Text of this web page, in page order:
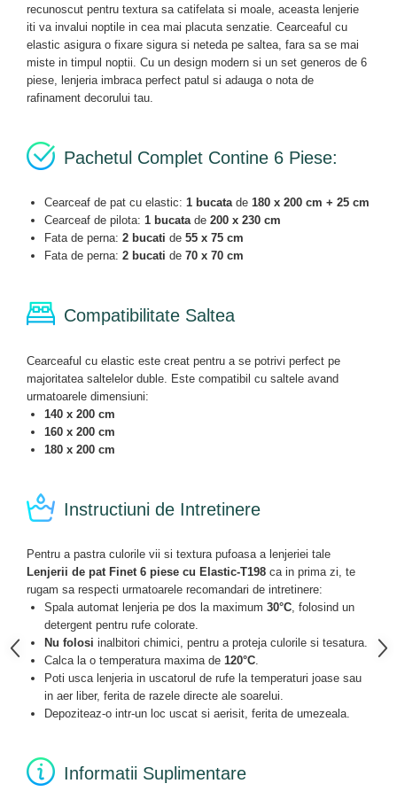
recunoscut pentru textura sa catifelata si moale, aceasta lenjerie
iti va invalui noptile in cea mai placuta senzatie. Cearceaful cu
elastic asigura o fixare sigura si neteda pe saltea, fara sa se mai
miste in timpul noptii. Cu un design modern si un set generos de 6
piese, lenjeria imbraca perfect patul si adauga o nota de
rafinament decorului tau.
Pachetul Complet Contine 6 Piese:
Cearceaf de pat cu elastic: 1 bucatade 180 x 200 cm + 25 cm
Cearceaf de pilota: 1 bucatade 200 x 230 cm
Fata de perna: 2 bucati de 55 x 75 cm
Fata de perna: 2 bucati de 70 x 70 cm
Compatibilitate Saltea
Cearceaful cu elastic este creat pentru a se potrivi perfect pe
majoritatea saltelelor duble. Este compatibil cu saltele avand
urmatoarele dimensiuni:
140 x 200 cm
160 x 200 cm
180 x 200 cm
Instructiuni de Intretinere
Pentru a pastra culorile vii si textura pufoasa a lenjeriei tale
Lenjerii de pat Finet 6 piese cu Elastic-T198 ca in prima zi, te
rugam sa respecti urmatoarele recomandari de intretinere:
Spala automat lenjeria pe dos la maximum 30°C, folosind un
detergent pentru rufe colorate.
Nu folosi inalbitori chimici, pentru a proteja culorile si tesatura.
Calca la o temperatura maxima de 120°C.
Poti usca lenjeria in uscatorul de rufe la temperaturi joase sau
in aer liber, ferita de razele directe ale soarelui.
Depoziteaz-o intr-un loc uscat si aerisit, ferita de umezeala.
Informatii Suplimentare